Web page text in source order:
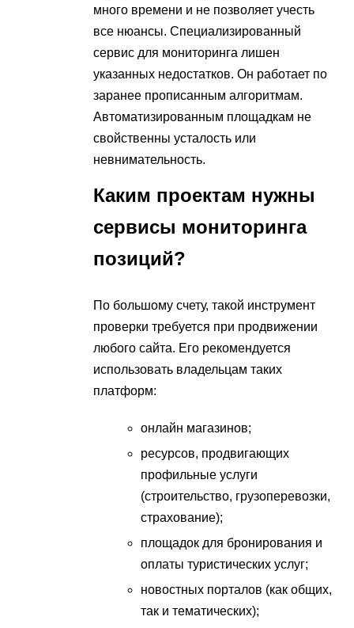
много времени и не позволяет учесть
все нюансы. Специализированный
сервис для мониторинга лишен
указанных недостатков. Он работает по
заранее прописанным алгоритмам.
Автоматизированным площадкам не
свойственны усталость или
невнимательность.
Каким проектам нужны
сервисы мониторинга
позиций?
По большому счету, такой инструмент
проверки требуется при продвижении
любого сайта. Его рекомендуется
использовать владельцам таких
платформ:
онлайн магазинов;
ресурсов, продвигающих
профильные услуги
(строительство, грузоперевозки,
страхование);
площадок для бронирования и
оплаты туристических услуг;
новостных порталов (как общих,
так и тематических);